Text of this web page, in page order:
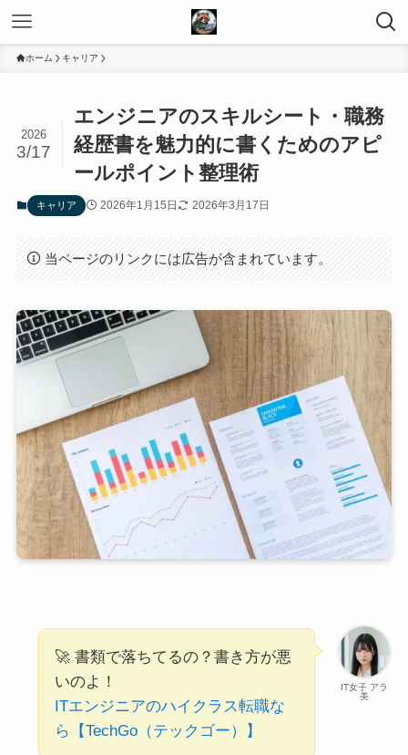
ホーム キャリア
エンジニアのスキルシート・職務
経歴書を魅力的に書くためのアピ
ールポイント整理術
2026
3/17
キャリア 2026年1月15日 2026年3月17日
当ページのリンクには広告が含まれています。
IT女子 アラ
美
🚀 書類で落ちてるの？書き方が悪
いのよ！
ITエンジニアのハイクラス転職な
ら【TechGo（テックゴー）】